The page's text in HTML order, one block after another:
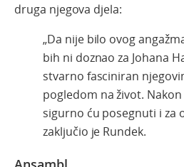
druga njegova djela:
„Da nije bilo ovog
bih ni doznao za Johana
stvarno fasciniran
pogledom na život.
sigurno ću posegnuti i za
zaključio je Rundek.